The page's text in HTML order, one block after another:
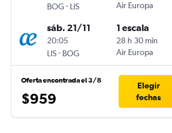
BOG- LIS
Air Europa
sáb. 21/11
20:05
LIS- BOG
1 escala
28 h 30 min
Air Europa
Oferta encontrada el 3/8
$959
Elegir
fechas